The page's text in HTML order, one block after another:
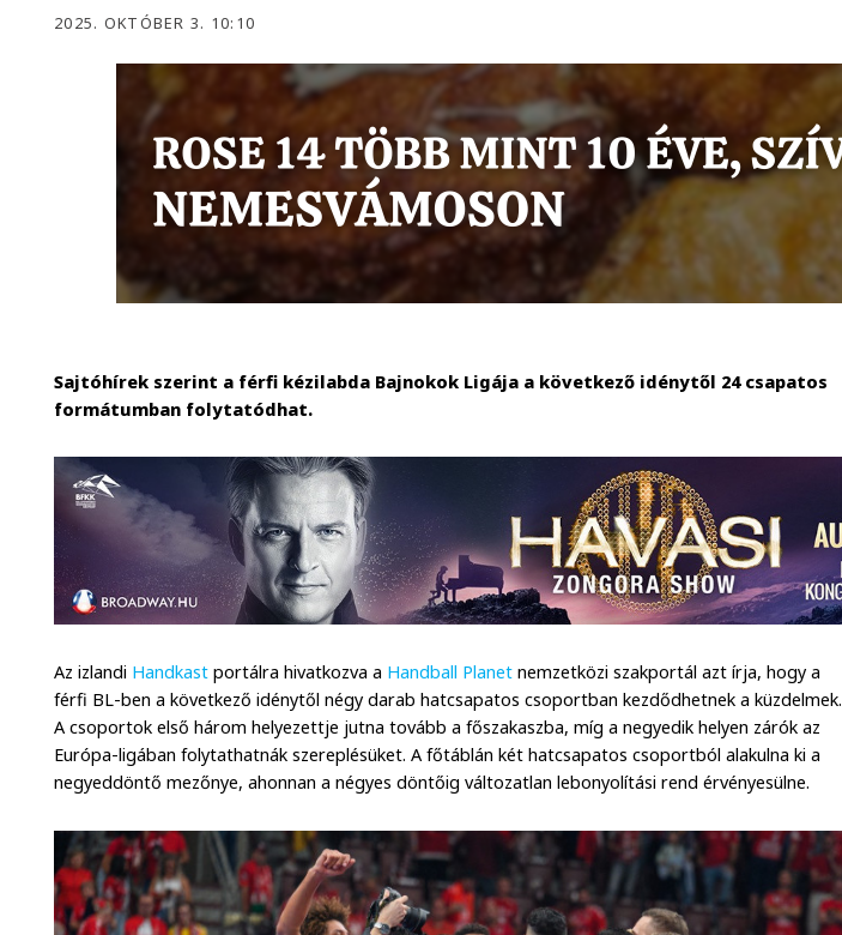
2025. OKTÓBER 3. 10:10
Sajtóhírek szerint a férfi kézilabda Bajnokok Ligája a következő idénytől 24 csapatos
formátumban folytatódhat.
Az izlandi Handkast portálra hivatkozva a Handball Planet nemzetközi szakportál azt írja, hogy a
férfi BL-ben a következő idénytől négy darab hatcsapatos csoportban kezdődhetnek a küzdelmek.
A csoportok első három helyezettje jutna tovább a főszakaszba, míg a negyedik helyen zárók az
Európa-ligában folytathatnák szereplésüket. A főtáblán két hatcsapatos csoportból alakulna ki a
negyeddöntő mezőnye, ahonnan a négyes döntőig változatlan lebonyolítási rend érvényesülne.